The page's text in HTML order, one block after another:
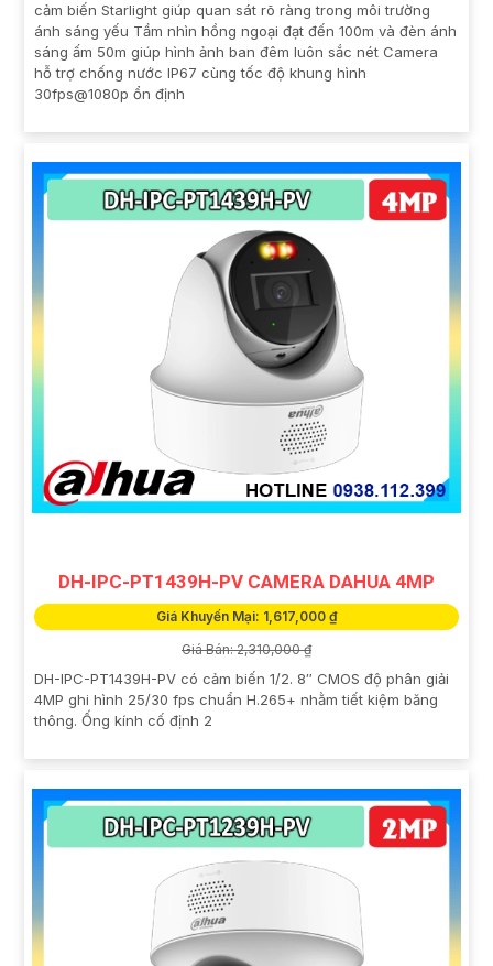
cảm biến Starlight giúp quan sát rõ ràng trong môi trường
ánh sáng yếu Tầm nhìn hồng ngoại đạt đến 100m và đèn ánh
sáng ấm 50m giúp hình ảnh ban đêm luôn sắc nét Camera
hỗ trợ chống nước IP67 cùng tốc độ khung hình
30fps@1080p ổn định
DH-IPC-PT1439H-PV CAMERA DAHUA 4MP
Giá Khuyến Mại: 1,617,000 ₫
Giá Bán: 2,310,000 ₫
DH-IPC-PT1439H-PV có cảm biến 1/2. 8″ CMOS độ phân giải
4MP ghi hình 25/30 fps chuẩn H.265+ nhằm tiết kiệm băng
thông. Ống kính cố định 2